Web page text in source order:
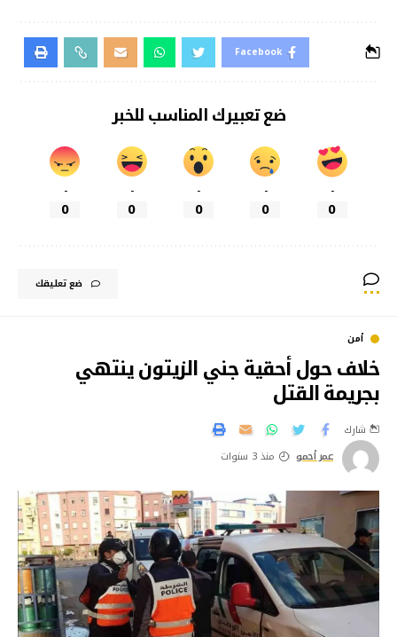
Facebook
ضع تعبيرك المناسب للخبر
-
0
-
0
-
0
-
0
-
0
ضع تعليقك
أمن
خلاف حول أحقية جني الزيتون ينتهي
بجريمة القتل
عمر أحمو منذ 3 سنوات
شارك